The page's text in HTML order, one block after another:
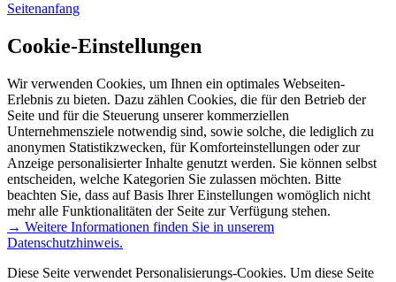
Seitenanfang
Cookie-Einstellungen
Wir verwenden Cookies, um Ihnen ein optimales Webseiten-
Erlebnis zu bieten. Dazu zählen Cookies, die für den Betrieb der
Seite und für die Steuerung unserer kommerziellen
Unternehmensziele notwendig sind, sowie solche, die lediglich zu
anonymen Statistikzwecken, für Komforteinstellungen oder zur
Anzeige personalisierter Inhalte genutzt werden. Sie können selbst
entscheiden, welche Kategorien Sie zulassen möchten. Bitte
beachten Sie, dass auf Basis Ihrer Einstellungen womöglich nicht
mehr alle Funktionalitäten der Seite zur Verfügung stehen.
→ Weitere Informationen finden Sie in unserem
Datenschutzhinweis.
Diese Seite verwendet Personalisierungs-Cookies. Um diese Seite